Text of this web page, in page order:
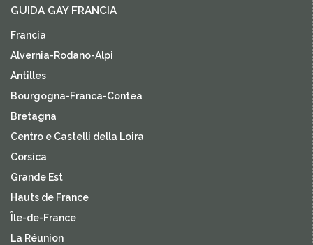
GUIDA GAY FRANCIA
Francia
Alvernia-Rodano-Alpi
Antilles
Bourgogna-Franca-Contea
Bretagna
Centro e Castelli della Loira
Corsica
Grande Est
Hauts de France
Île-de-France
La Réunion